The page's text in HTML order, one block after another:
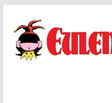
Inhalt
springen